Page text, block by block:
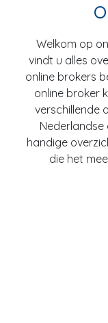
Welkom op
vindt u alles
online brokers
online broker
verschillende
Nederlandse
handige
die het